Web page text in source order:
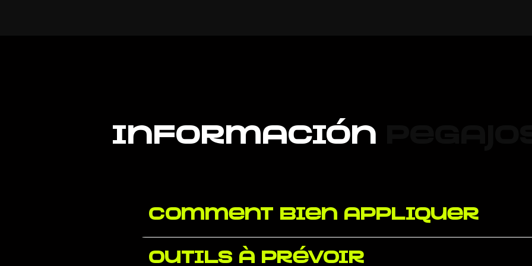
información
Comment bien appliquer
Outils à prévoir